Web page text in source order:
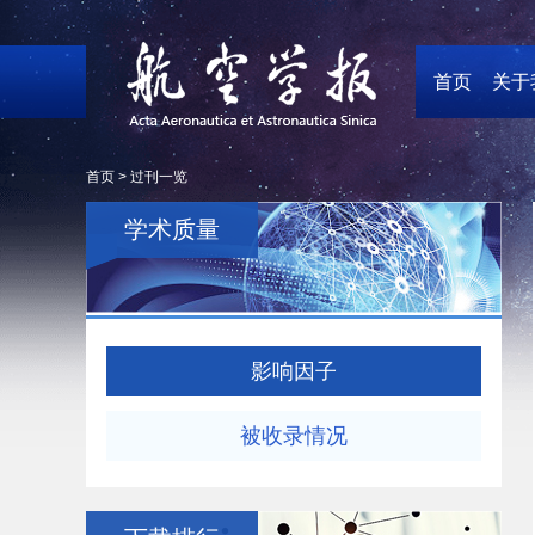
首页 关于
首页 > 过刊一览
学术质量
影响因子
被收录情况